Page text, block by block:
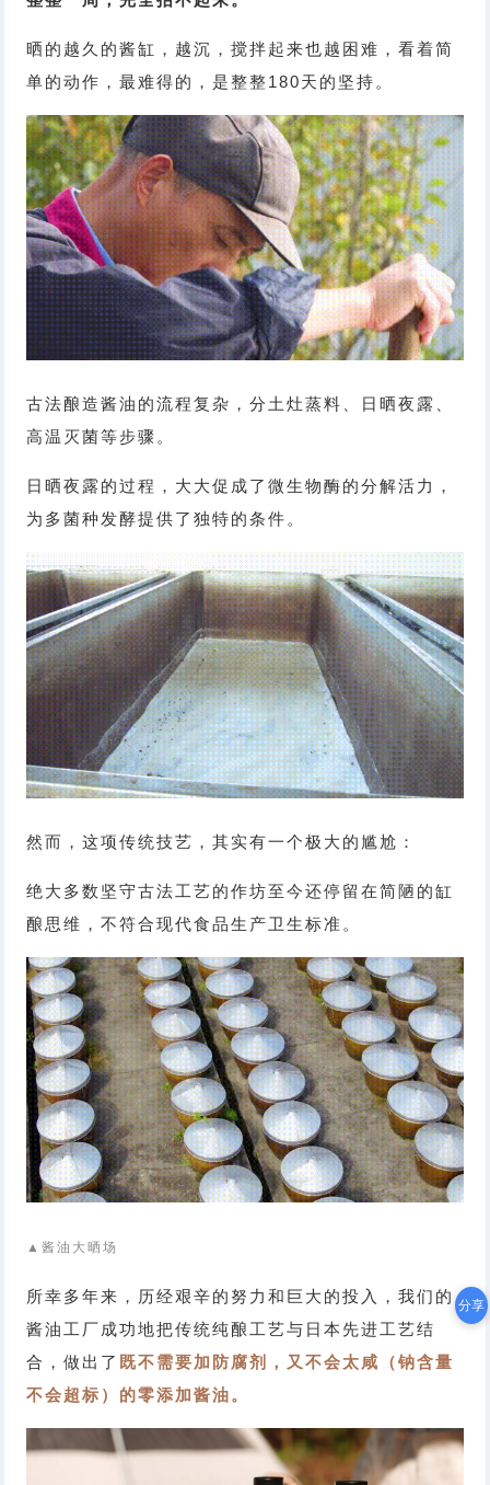
晒的越久的酱缸，越沉，搅拌起来也越困难，看着简
单的动作，最难得的，是整整180天的坚持。
古法酿造酱油的流程复杂，分土灶蒸料、日晒夜露、
高温灭菌等步骤。
日晒夜露的过程，大大促成了微生物酶的分解活力，
为多菌种发酵提供了独特的条件。
然而，这项传统技艺，其实有一个极大的尴尬：
绝大多数坚守古法工艺的作坊至今还停留在简陋的缸
酿思维，不符合现代食品生产卫生标准。
▲酱油大晒场
所幸多年来，历经艰辛的努力和巨大的投入，我们的
酱油工厂成功地把传统纯酿工艺与日本先进工艺结
合，做出了 既不需要加防腐剂，又不会太咸（钠含量
不会超标）的零添加酱油。
分享